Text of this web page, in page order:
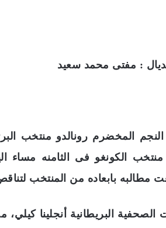
: مفتى محمد سعيد
منتخب الكونغو فى الثامنه مساء
مطالبه بابعاده من المنتخب